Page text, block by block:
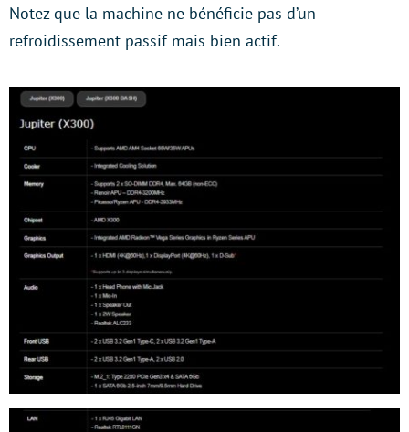
Notez que la machine ne bénéficie pas d’un
refroidissement passif mais bien actif.